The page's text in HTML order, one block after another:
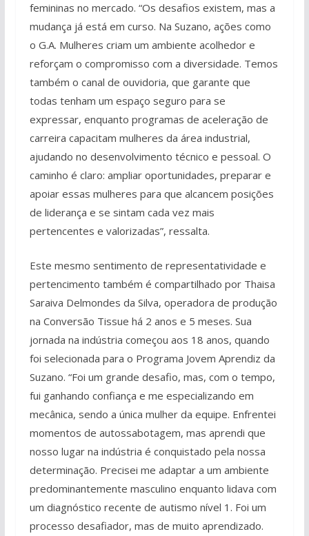
femininas no mercado. “Os desafios existem, mas a
mudança já está em curso. Na Suzano, ações como
o G.A. Mulheres criam um ambiente acolhedor e
reforçam o compromisso com a diversidade. Temos
também o canal de ouvidoria, que garante que
todas tenham um espaço seguro para se
expressar, enquanto programas de aceleração de
carreira capacitam mulheres da área industrial,
ajudando no desenvolvimento técnico e pessoal. O
caminho é claro: ampliar oportunidades, preparar e
apoiar essas mulheres para que alcancem posições
de liderança e se sintam cada vez mais
pertencentes e valorizadas”, ressalta.
Este mesmo sentimento de representatividade e
pertencimento também é compartilhado por Thaisa
Saraiva Delmondes da Silva, operadora de produção
na Conversão Tissue há 2 anos e 5 meses. Sua
jornada na indústria começou aos 18 anos, quando
foi selecionada para o Programa Jovem Aprendiz da
Suzano. “Foi um grande desafio, mas, com o tempo,
fui ganhando confiança e me especializando em
mecânica, sendo a única mulher da equipe. Enfrentei
momentos de autossabotagem, mas aprendi que
nosso lugar na indústria é conquistado pela nossa
determinação. Precisei me adaptar a um ambiente
predominantemente masculino enquanto lidava com
um diagnóstico recente de autismo nível 1. Foi um
processo desafiador, mas de muito aprendizado.